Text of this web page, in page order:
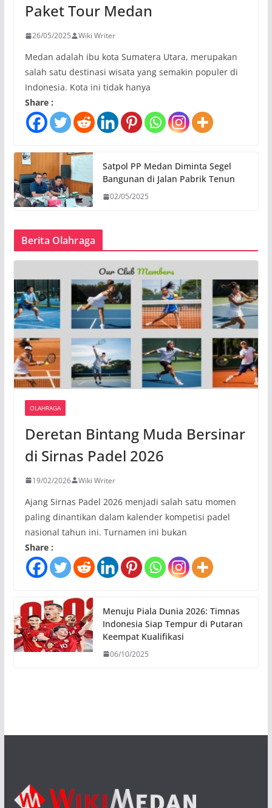
Paket Tour Medan
26/05/2025 Wiki Writer
Medan adalah ibu kota Sumatera Utara, merupakan
salah satu destinasi wisata yang semakin populer di
Indonesia. Kota ini tidak hanya
Share :
Satpol PP Medan Diminta Segel
Bangunan di Jalan Pabrik Tenun
02/05/2025
Berita Olahraga
OLAHRAGA
Deretan Bintang Muda Bersinar
di Sirnas Padel 2026
19/02/2026 Wiki Writer
Ajang Sirnas Padel 2026 menjadi salah satu momen
paling dinantikan dalam kalender kompetisi padel
nasional tahun ini. Turnamen ini bukan
Share :
Menuju Piala Dunia 2026: Timnas
Indonesia Siap Tempur di Putaran
Keempat Kualifikasi
06/10/2025